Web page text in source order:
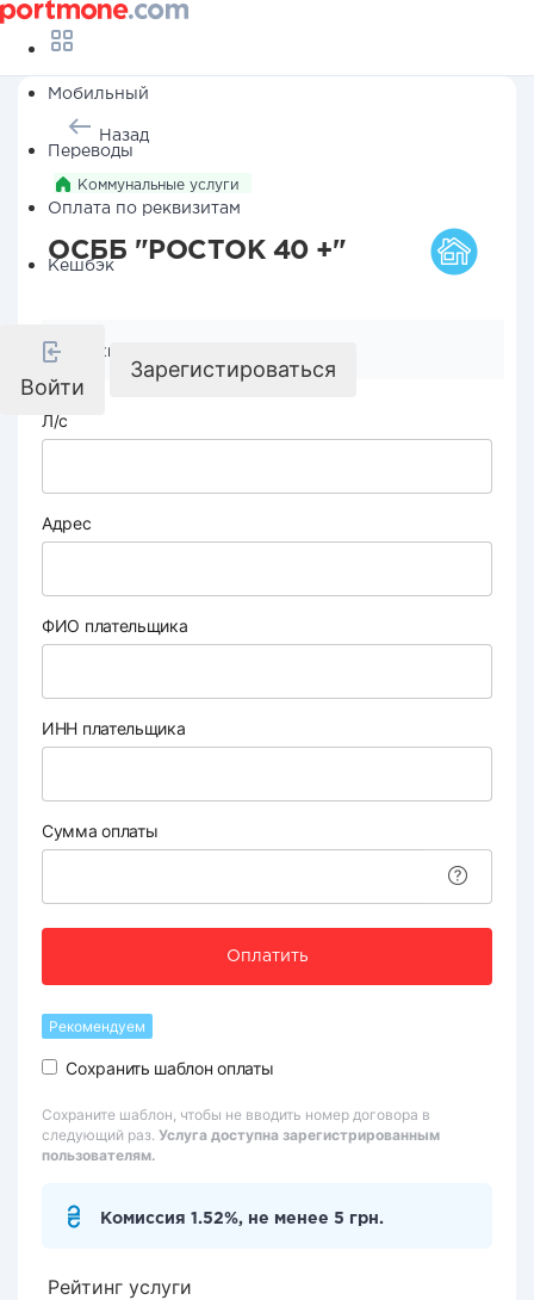
Мобильный
Переводы
Оплата по реквизитам
Кешбэк
Войти
Зарегистироваться
Назад
Коммунальные услуги
ОСББ "РОСТОК 40 +"
Реквизиты компании
Л/с
Адрес
ФИО плательщика
ИНН плательщика
Сумма оплаты
Оплатить
Рекомендуем
Сохранить шаблон оплаты
Сохраните шаблон, чтобы не вводить номер договора в
следующий раз. Услуга доступна зарегистрированным
пользователям.
Комиссия 1.52%, не менее 5 грн.
Рейтинг услуги